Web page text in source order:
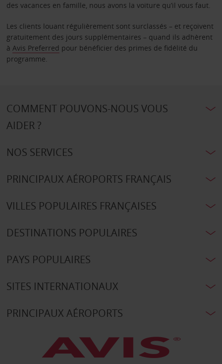
des vacances en famille, nous avons la voiture qu’il vous faut.
Les clients louant régulièrement sont surclassés – et reçoivent
gratuitement des jours supplémentaires – quand ils adhèrent
à Avis Preferred pour bénéficier des primes de fidélité du
programme.
COMMENT POUVONS-NOUS VOUS
AIDER ?
NOS SERVICES
PRINCIPAUX AÉROPORTS FRANÇAIS
VILLES POPULAIRES FRANÇAISES
DESTINATIONS POPULAIRES
PAYS POPULAIRES
SITES INTERNATIONAUX
PRINCIPAUX AÉROPORTS